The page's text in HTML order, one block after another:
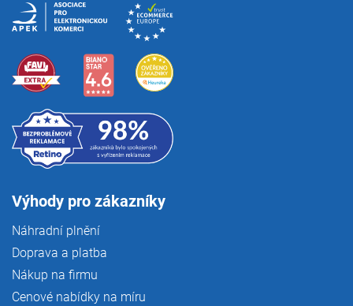
Výhody pro zákazníky
Náhradní plnění
Doprava a platba
Nákup na firmu
Cenové nabídky na míru